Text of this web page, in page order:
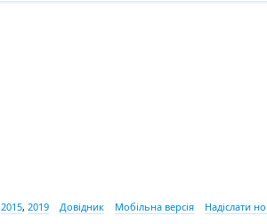
2015, 2019 Довідник Мобільна версія Надіслати